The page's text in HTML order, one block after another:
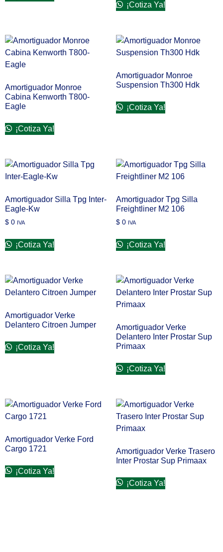
¡Cotiza Ya!
Amortiguador Monroe
Cabina Kenworth T800-
Eagle
¡Cotiza Ya!
Amortiguador Monroe
Suspension Th300 Hdk
¡Cotiza Ya!
Amortiguador Silla Tpg Inter-
Eagle-Kw
$ 0 IVA
¡Cotiza Ya!
Amortiguador Tpg Silla
Freightliner M2 106
$0 IVA
¡Cotiza Ya!
Amortiguador Verke
Delantero Citroen Jumper
¡Cotiza Ya!
Amortiguador Verke
Delantero Inter Prostar Sup
Primaax
¡Cotiza Ya!
Amortiguador Verke Ford
Cargo 1721
¡Cotiza Ya!
Amortiguador Verke Trasero
Inter Prostar Sup Primaax
¡Cotiza Ya!